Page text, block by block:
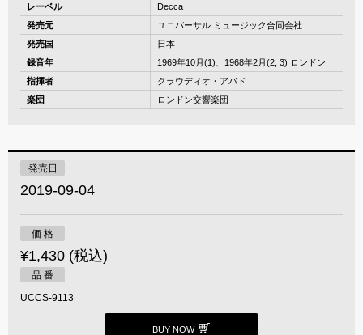
レーベル
Decca
発売元
ユニバーサル ミュージック合同会社
発売国
日本
録音年
1969年10月(1)、1968年2月(2, 3) ロンドン
指揮者
クラウディオ・アバド
楽団
ロンドン交響楽団
発売日
2019-09-04
価 格
¥1,430 (税込)
品 番
UCCS-9113
BUY NOW